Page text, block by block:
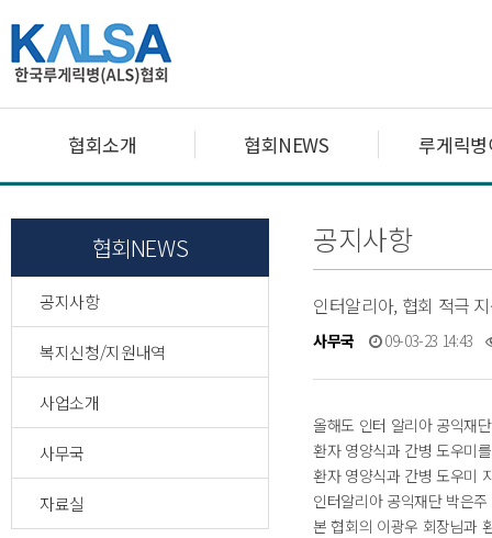
협회소개 협회NEWS 루게릭
협회NEWS
공지사항
복지신청/지원내역
사업소개
사무국
자료실
공지사항
인터알리아, 협회 적극
사무국 09-03-23 14:43
올해도 인터 알리아 공익재
환자 영양식과 간병 도우미
환자 영양식과 간병 도우미
인터알리아 공익재단 박은
본 협회의 이광우 회장님과